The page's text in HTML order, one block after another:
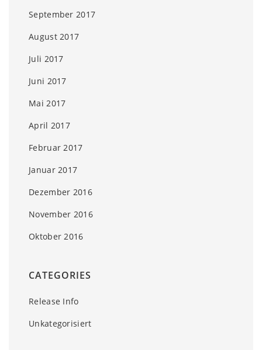
September 2017
August 2017
Juli 2017
Juni 2017
Mai 2017
April 2017
Februar 2017
Januar 2017
Dezember 2016
November 2016
Oktober 2016
CATEGORIES
Release Info
Unkategorisiert